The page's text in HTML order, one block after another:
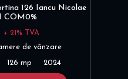
126 Iancu Nicolae
COM0%
+ 21% TVA
de vânzare
126 mp 2024